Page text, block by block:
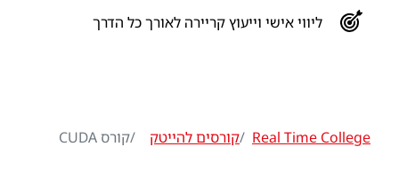
ליווי אישי וייעוץ קריירה לאורך כל הדרך
Real Time College קורסים להייטק קורס CUDA